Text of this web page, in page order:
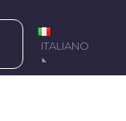
ITALIANO